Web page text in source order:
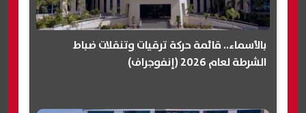
بالأسماء.. قائمة حركة ترقيات وتنقلات ضباط
الشرطة لعام 2026 (إنفوجراف)